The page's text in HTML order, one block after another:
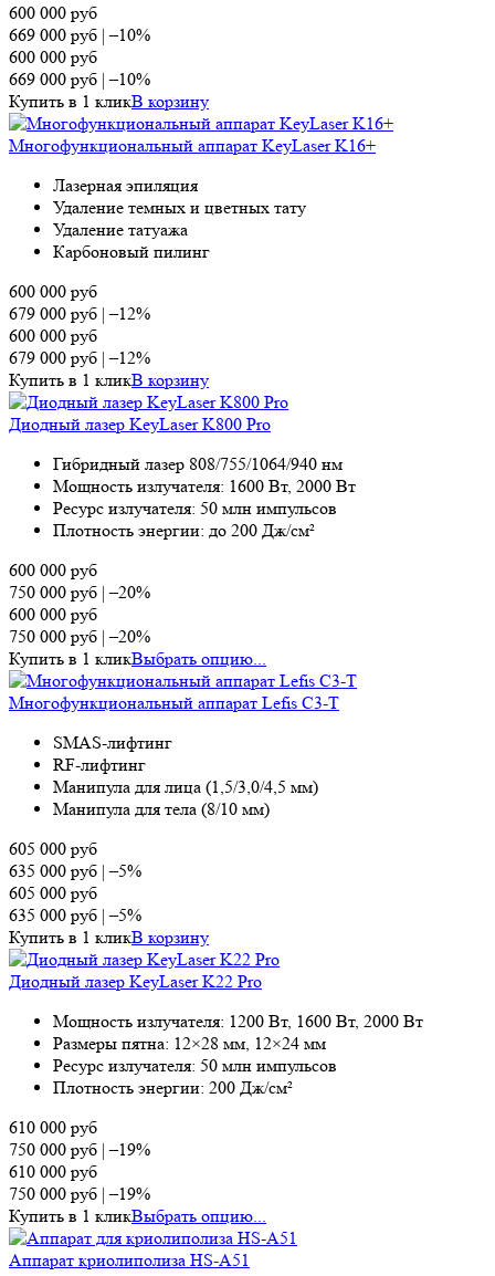
600 000 руб
669 000 руб |–10%
600 000 руб
669 000 руб |–10%
Купить в 1 кликВ корзину
Многофункциональный аппарат KeyLaser K16+
Лазерная эпиляция
Удаление темных и цветных тату
Удаление татуажа
Карбоновый пилинг
600 000 руб
679 000 руб |–12%
600 000 руб
679 000 руб |–12%
Купить в 1 кликВ корзину
Диодный лазер KeyLaser K800 Pro
Гибридный лазер 808/755/1064/940 нм
Мощность излучателя: 1600 Вт, 2000 Вт
Ресурс излучателя: 50 млн импульсов
Плотность энергии: до 200 Дж/см²
600 000 руб
750 000 руб |–20%
600 000 руб
750 000 руб |–20%
Купить в 1 кликВыбрать опцию...
Многофункциональный аппарат Lefis C3-T
SMAS-лифтинг
RF-лифтинг
Манипула для лица (1,5/3,0/4,5 мм)
Манипула для тела (8/10 мм)
605 000 руб
635 000 руб |–5%
605 000 руб
635 000 руб |–5%
Купить в 1 кликВ корзину
Диодный лазер KeyLaser K22 Pro
Мощность излучателя: 1200 Вт, 1600 Вт, 2000 Вт
Размеры пятна: 12×28 мм, 12×24 мм
Ресурс излучателя: 50 млн импульсов
Плотность энергии: 200 Дж/см²
610 000 руб
750 000 руб |–19%
610 000 руб
750 000 руб |–19%
Купить в 1 кликВыбрать опцию...
Аппарат криолиполиза HS-A51